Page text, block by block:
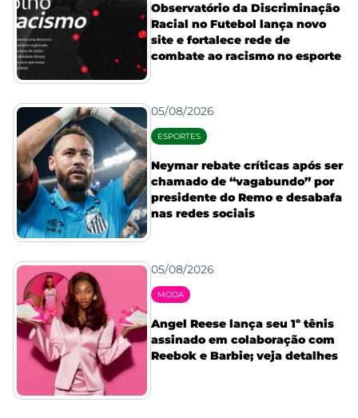
Observatório da Discriminação
Racial no Futebol lança novo
site e fortalece rede de
combate ao racismo no esporte
05/08/2026
ESPORTES
Neymar rebate críticas após ser
chamado de “vagabundo” por
presidente do Remo e desabafa
nas redes sociais
05/08/2026
MODA
Angel Reese lança seu 1º tênis
assinado em colaboração com
Reebok e Barbie; veja detalhes